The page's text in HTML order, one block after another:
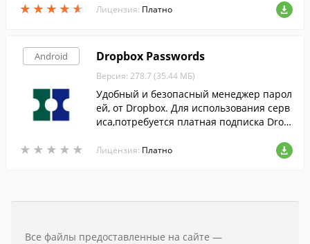
★ ★ ★ ★ ★
★ ★ ★ ★ ★
тах всего одним нажатием на экран.
Лицензия: Платно
Android
★ ★ ★ ★ ★
★ ★ ★ ★ ★
Dropbox Passwords
Версия: 278.7 (35.44 МБ)
Удобный и безопасный менеджер парол
ей, от Dropbox. Для использования серв
иса,потребуется платная подписка Drop
Лицензия: Платно
Все файлы предоставленные на сайте —